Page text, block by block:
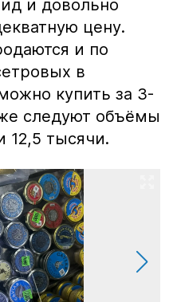
и довольно
цену.
и по
в
купить за 3-
следуют объёмы
12,5 тысячи.